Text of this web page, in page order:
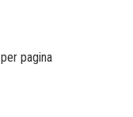
per pagina